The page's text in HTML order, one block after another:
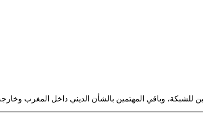
للشبكة، وباقي المهتمين بالشأن الديني داخل المغرب